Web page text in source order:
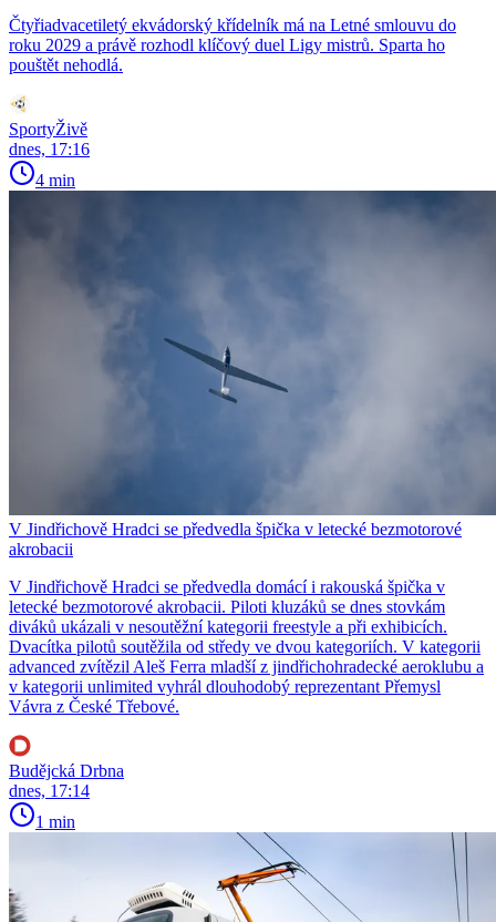
Čtyřiadvacetiletý ekvádorský křídelník má na Letné smlouvu do
roku 2029 a právě rozhodl klíčový duel Ligy mistrů. Sparta ho
pouštět nehodlá.
SportyŽivě
dnes, 17:16
4 min
V Jindřichově Hradci se předvedla špička v letecké bezmotorové
akrobacii
V Jindřichově Hradci se předvedla domácí i rakouská špička v
letecké bezmotorové akrobacii. Piloti kluzáků se dnes stovkám
diváků ukázali v nesoutěžní kategorii freestyle a při exhibicích.
Dvacítka pilotů soutěžila od středy ve dvou kategoriích. V kategorii
advanced zvítězil Aleš Ferra mladší z jindřichohradecké aeroklubu a
v kategorii unlimited vyhrál dlouhodobý reprezentant Přemysl
Vávra z České Třebové.
Budějcká Drbna
dnes, 17:14
1 min